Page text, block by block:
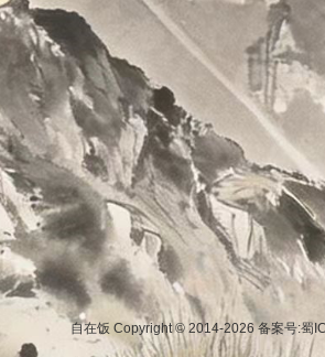
自在饭 Copyright © 2014-2026备案号:蜀